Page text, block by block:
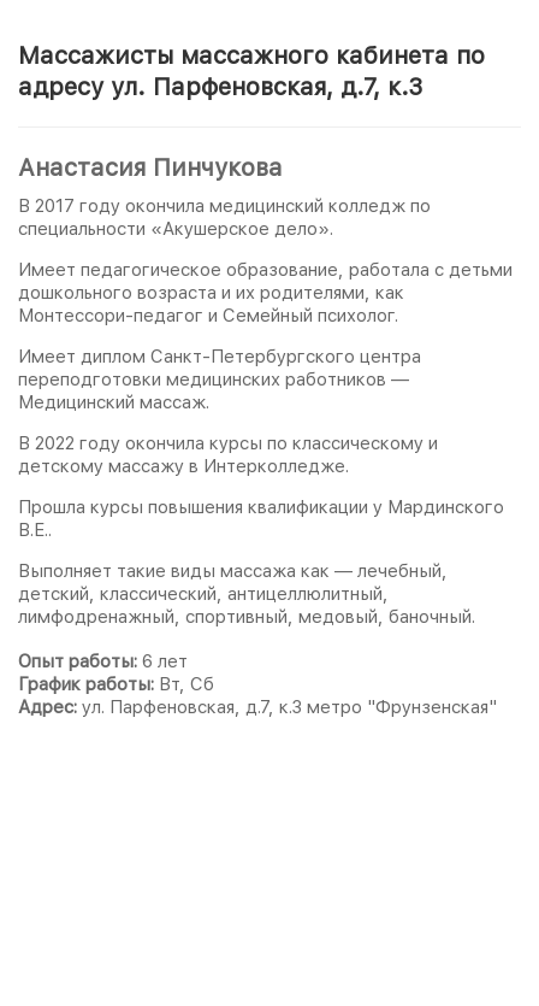
Массажисты массажного кабинета по
адресу ул. Парфеновская, д.7, к.3
Анастасия Пинчукова
В 2017 году окончила медицинский колледж по
специальности «Акушерское дело».
Имеет педагогическое образование, работала с детьми
дошкольного возраста и их родителями, как
Монтессори-педагог и Семейный психолог.
Имеет диплом Санкт-Петербургского центра
переподготовки медицинских работников —
Медицинский массаж.
В 2022 году окончила курсы по классическому и
детскому массажу в Интерколледже.
Прошла курсы повышения квалификации у Мардинского
В.Е..
Выполняет такие виды массажа как — лечебный,
детский, классический, антицеллюлитный,
лимфодренажный, спортивный, медовый, баночный.
Опыт работы: 6 лет
График работы: Вт, Сб
Адрес: ул. Парфеновская, д.7, к.3 метро "Фрунзенская"